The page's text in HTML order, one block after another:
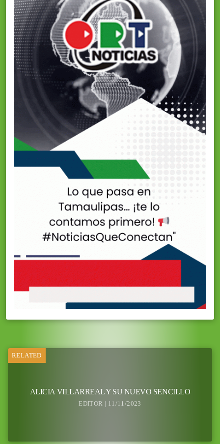
RELATED
ALICIA VILLARREAL Y SU NUEVO SENCILLO
EDITOR | 11/11/2023